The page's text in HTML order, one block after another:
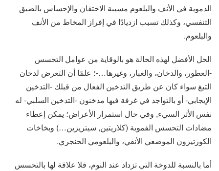
الدموية في الأنف والبلعوم مسببة الاحتقان والإحساس بالضيق
التنفسي، وكذلك تسبب ازديادًا في إفراز المخاط من الأنف
والبلعوم.
الحل الأفضل لهذه الحالة هو بالوقاية من عوامل التحسس
-العطور، والدخان، والغبار، وغيرها…-؛ علمًا أن التعرض لدخان
التبغ سواء كان عن طريق التدخين الفعال من قبلك -التدخين
الإيجابي- أو بالتواجد في غرفة فيها مدخنون -التدخين السلبي- له
نفس الأثر السيء, وفي حال استمرار الأعراض؛ يمكن إعطاء
مضادات التحسس الفموية (كلاريتين, سيتريزين…) وبخاخات
الكورتيزون الموضعي الأنفي، والبلعومي الحنجري.
أما بالنسبة للدوخة التي تزداد عند النوم، فلا علاقة لها بالتحسس